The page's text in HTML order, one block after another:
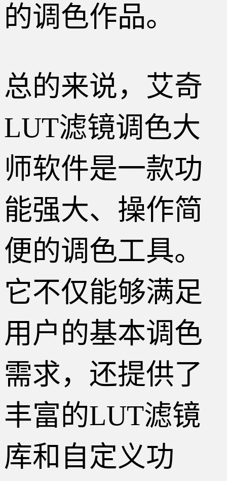
的调色作品。
总的来说，艾奇
LUT滤镜调色大
师软件是一款功
能强大、操作简
便的调色工具。
它不仅能够满足
用户的基本调色
需求，还提供了
丰富的LUT滤镜
库和自定义功